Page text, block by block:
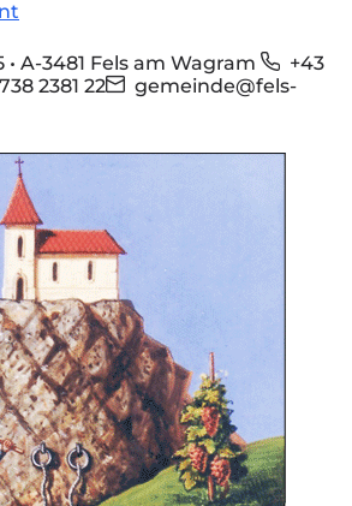
A-3481 Fels am Wagram
+43
2381 22
gemeinde@fels-